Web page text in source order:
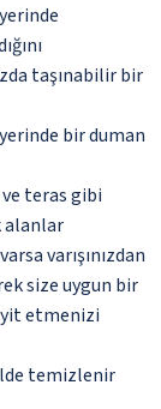
taşınabilir bir
bir duman
teras gibi
alanlar
varışınızdan
size uygun bir
etmenizi
temizlenir